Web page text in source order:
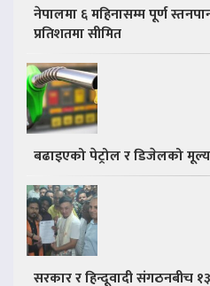
नेपालमा ६ महिनासम्म पूर्ण
प्रतिशतमा सीमित
बढाइएको पेट्रोल र डिजेलको
सरकार र हिन्दूवादी संगठनबीच